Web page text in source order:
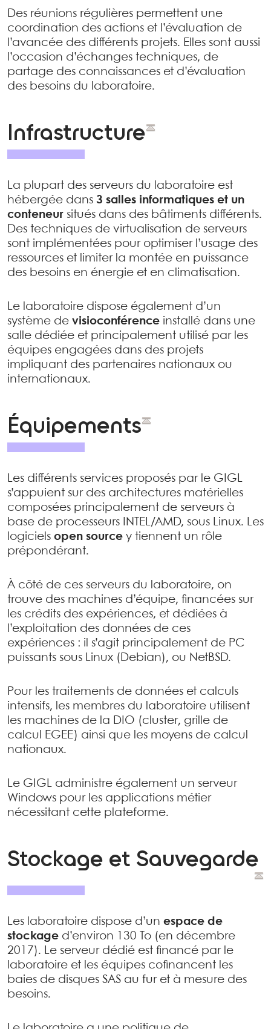
Des réunions régulières permettent une
coordination des actions et l’évaluation de
l’avancée des différents projets. Elles sont aussi
l’occasion d’échanges techniques, de
partage des connaissances et d’évaluation
des besoins du laboratoire.
Infrastructure
La plupart des serveurs du laboratoire est
hébergée dans 3 salles informatiques et un
conteneur situés dans des bâtiments différents.
Des techniques de virtualisation de serveurs
sont implémentées pour optimiser l’usage des
ressources et limiter la montée en puissance
des besoins en énergie et en climatisation.
Le laboratoire dispose également d’un
système de visioconférence installé dans une
salle dédiée et principalement utilisé par les
équipes engagées dans des projets
impliquant des partenaires nationaux ou
internationaux.
Équipements
Les différents services proposés par le GIGL
s’appuient sur des architectures matérielles
composées principalement de serveurs à
base de processeurs INTEL/AMD, sous Linux. Les
logiciels open source y tiennent un rôle
prépondérant.
À côté de ces serveurs du laboratoire, on
trouve des machines d’équipe, financées sur
les crédits des expériences, et dédiées à
l’exploitation des données de ces
expériences : il s’agit principalement de PC
puissants sous Linux (Debian), ou NetBSD.
Pour les traitements de données et calculs
intensifs, les membres du laboratoire utilisent
les machines de la DIO (cluster, grille de
calcul EGEE) ainsi que les moyens de calcul
nationaux.
Le GIGL administre également un serveur
Windows pour les applications métier
nécessitant cette plateforme.
Stockage et Sauvegarde
Les laboratoire dispose d’un espace de
stockage d’environ 130 To (en décembre
2017). Le serveur dédié est financé par le
laboratoire et les équipes cofinancent les
baies de disques SAS au fur et à mesure des
besoins.